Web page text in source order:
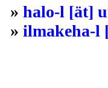
» halo-l [ät]
» ilmakeha-l